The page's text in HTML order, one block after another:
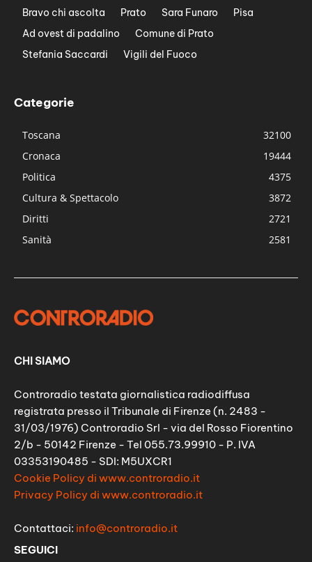
Bravo chi ascolta
Prato Sara Funaro
Pisa
Ad ovest di padalino
Comune di Prato
Stefania Saccardi
Vigili del Fuoco
Categorie
Toscana
32100
Cronaca
19444
Politica
4375
Cultura & Spettacolo
3872
Diritti
2721
Sanità
2581
CHI SIAMO
Controradio testata giornalistica radiodiffusa
registrata presso il Tribunale di Firenze (n. 2483 -
31/03/1976) Controradio Srl - via del Rosso Fiorentino
2/b - 50142 Firenze - Tel 055.73.99910 - P. IVA
03353190485 - SDI: M5UXCR1
Cookie Policy di www.controradio.it
Privacy Policy di www.controradio.it
Contattaci: info@controradio.it
SEGUICI